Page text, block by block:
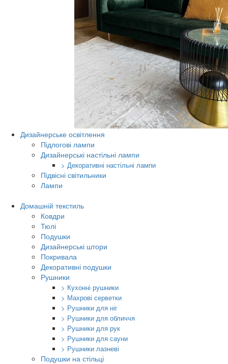
Дизайнерське освітлення
Підлогові лампи
Дизайнерські настільні лампи
> Декоративні настільні лампи
Підвісні світильники
Лампи
Домашній текстиль
Ковдри
Тюлі
Подушки
Дизайнерські штори
Покривала
Декоративні подушки
Рушники
> Кухонні рушники
> Махрові серветки
> Рушники для ніг
> Рушники для обличчя
> Рушники для рук
> Рушники для сауни
> Рушники лазневі
Подушки на стільці